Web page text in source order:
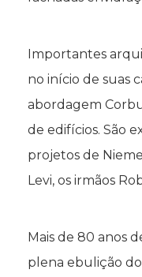
Importantes
no início de suas
abordagem
de edifícios. São
projetos de
Levi, os irmãos
Mais de 80 anos
plena ebulição